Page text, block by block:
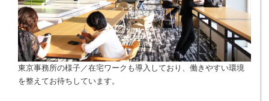
東京事務所の様子／在宅ワークも導入しており、働きやすい環境
を整えてお待ちしています。